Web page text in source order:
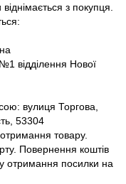
з покупця.
відділення Нової
вулиця Торгова,
53304
товару.
Повернення коштів
отримання посилки на